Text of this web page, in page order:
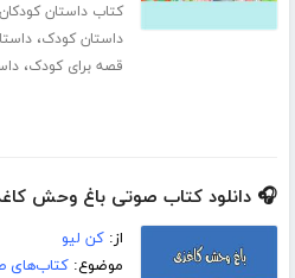
کتاب داستان کودکان
داستان کودک،
قصه برای کودک،
🎧 دانلود کتاب صوتی باغ وحش
از:کن لیو
موضوع:کتاب‌های